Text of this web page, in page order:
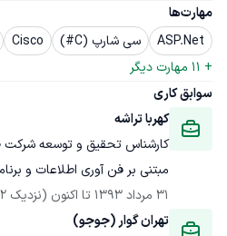
مهارت‌ها
ASP.Net
سی شارپ (C#) Cisco
+
11 مهارت دیگر
سوابق کاری
کهربا تراشه
کارشناس تحقیق و توسعه شرکت
مبتنی بر فن آوری اطلاعات و
31 مرداد 1393
تا اکنون (نزدیک 12 سال)
تهران گوار (جوجو)